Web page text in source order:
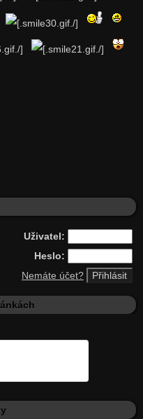
Uživatel:
Heslo:
Nemáte účet?